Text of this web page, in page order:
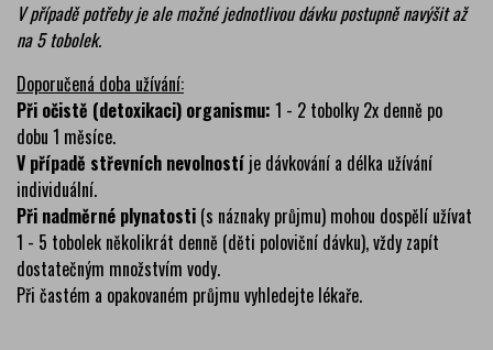
V případě potřeby je ale možné jednotlivou dávku postupně navýšit až
na 5 tobolek.
Doporučená doba užívání:
Při očistě (detoxikaci) organismu: 1 - 2 tobolky 2x denně po
dobu 1 měsíce.
V případě střevních nevolností je dávkování a délka užívání
individuální.
Při nadměrné plynatosti (s náznaky průjmu) mohou dospělí užívat
1 - 5 tobolek několikrát denně (děti poloviční dávku), vždy zapít
dostatečným množstvím vody.
Při častém a opakovaném průjmu vyhledejte lékaře.